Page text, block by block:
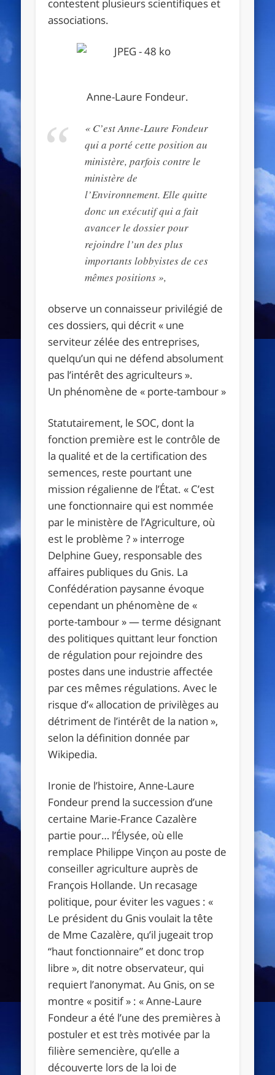
contestent plusieurs scientifiques et
associations.
Anne-Laure Fondeur.
« C’est Anne-Laure Fondeur
qui a porté cette position au
ministère, parfois contre le
ministère de
l’Environnement. Elle quitte
donc un exécutif qui a fait
avancer le dossier pour
rejoindre l’un des plus
importants lobbyistes de ces
mêmes positions »,
observe un connaisseur privilégié de
ces dossiers, qui décrit « une
serviteur zélée des entreprises,
quelqu’un qui ne défend absolument
pas l’intérêt des agriculteurs ».
Un phénomène de « porte-tambour »
Statutairement, le SOC, dont la
fonction première est le contrôle de
la qualité et de la certification des
semences, reste pourtant une
mission régalienne de l’État. « C’est
une fonctionnaire qui est nommée
par le ministère de l’Agriculture, où
est le problème ? » interroge
Delphine Guey, responsable des
affaires publiques du Gnis. La
Confédération paysanne évoque
cependant un phénomène de «
porte-tambour » — terme désignant
des politiques quittant leur fonction
de régulation pour rejoindre des
postes dans une industrie affectée
par ces mêmes régulations. Avec le
risque d’« allocation de privilèges au
détriment de l’intérêt de la nation »,
selon la définition donnée par
Wikipedia.
Ironie de l’histoire, Anne-Laure
Fondeur prend la succession d’une
certaine Marie-France Cazalère
partie pour… l’Élysée, où elle
remplace Philippe Vinçon au poste de
conseiller agriculture auprès de
François Hollande. Un recasage
politique, pour éviter les vagues : «
Le président du Gnis voulait la tête
de Mme Cazalère, qu’il jugeait trop
“haut fonctionnaire” et donc trop
libre », dit notre observateur, qui
requiert l’anonymat. Au Gnis, on se
montre « positif » : « Anne-Laure
Fondeur a été l’une des premières à
postuler et est très motivée par la
filière semencière, qu’elle a
découverte lors de la loi de